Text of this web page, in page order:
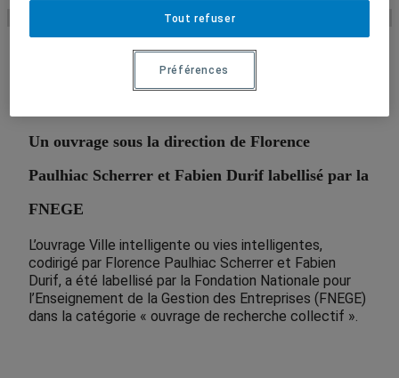
RechercheUn ouvrage sous la direction de Florence
Paulhiac Scherrer et Fabien Durif labellisé par la FNEGE
Un ouvrage sous la direction de Florence
Paulhiac Scherrer et Fabien Durif labellisé par la
FNEGE
L’ouvrage Ville intelligente ou vies intelligentes,
codirigé par Florence Paulhiac Scherrer et Fabien
Durif, a été labellisé par la Fondation Nationale pour
l’Enseignement de la Gestion des Entreprises (FNEGE)
dans la catégorie « ouvrage de recherche collectif ».
Tout refuser
Préférences